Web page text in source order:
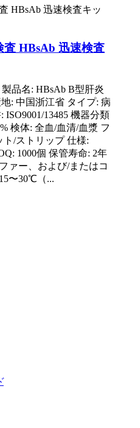
査 HBsAb 迅速検査
製品名: HBsAb B型肝炎
: 中国浙江省 タイプ: 病
ISO9001/13485 機器分類
検体: 全血/血清/血漿 フ
ト/ストリップ 仕様:
1000個 保管寿命: 2年
ァー、および/またはコ
〜30℃（...